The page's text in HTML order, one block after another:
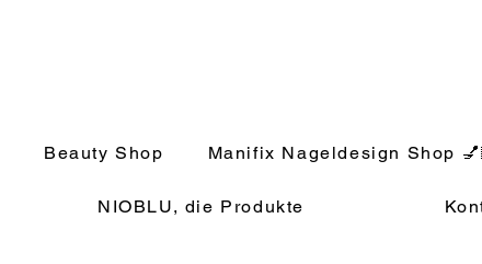
Beauty Shop Manifix Nageldesign Shop
NIOBLU, die Produkte